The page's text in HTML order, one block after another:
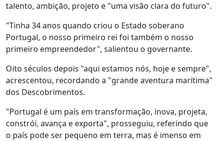
talento, ambição, projeto e "uma visão clara do futuro".
"Tinha 34 anos quando criou o Estado soberano
Portugal, o nosso primeiro rei foi também o nosso
primeiro empreendedor", salientou o governante.
Oito séculos depois "aqui estamos nós, hoje e sempre",
acrescentou, recordando a "grande aventura marítima"
dos Descobrimentos.
"Portugal é um país em transformação, inova, projeta,
constrói, avança e exporta", prosseguiu, referindo que
o país pode ser pequeno em terra, mas é imenso em